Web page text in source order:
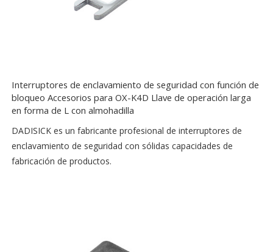
Interruptores de enclavamiento de seguridad con función de
bloqueo Accesorios para OX-K4D Llave de operación larga
en forma de L con almohadilla
DADISICK es un fabricante profesional de interruptores de
enclavamiento de seguridad con sólidas capacidades de
fabricación de productos.